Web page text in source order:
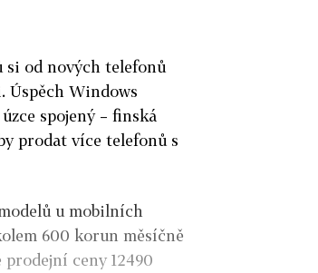
si od nových telefonů
Úspěch Windows
spojený – finská
prodat více telefonů s
u mobilních
600 korun měsíčně
ceny 12490